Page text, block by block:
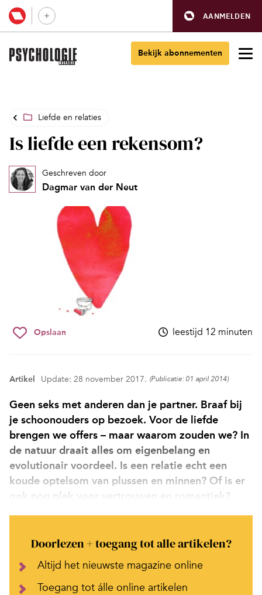
AANMELDEN
Bekijk abonnementen
Liefde en relaties
Is liefde een rekensom?
Geschreven door
Dagmar van der Neut
Opslaan leestijd 12 minuten
Artikel Update: 28 november 2017. (Publicatie: 01 april 2014)
Geen seks met anderen dan je partner. Braaf bij
je schoonouders op bezoek. Voor de liefde
brengen we offers – maar waarom zouden we? In
de natuur draait alles om eigenbelang en
evolutionair voordeel. Is een relatie echt een
koude optelsom van plussen en minnen? Of is er
ook nog plek voor vertrouwen en romantiek?
Doorlezen + toegang tot alle artikelen?
Altijd het nieuwste magazine online
Toegang tot álle online artikelen